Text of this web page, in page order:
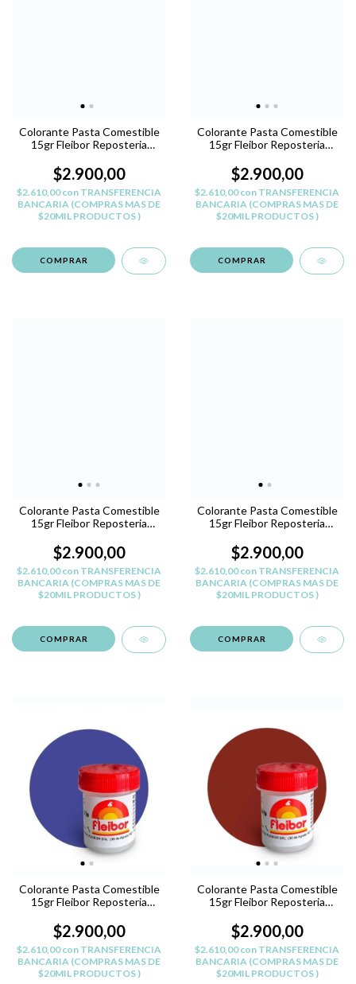
Colorante Pasta Comestible
15gr Fleibor Reposteria
$2.900,00
$2.610,00con TRANSFERENCIA
BANCARIA (COMPRAS MAS DE
$20MIL PRODUCTOS )
Colorante Pasta Comestible
15gr Fleibor Reposteria
$2.900,00
$2.610,00con TRANSFERENCIA
BANCARIA (COMPRAS MAS DE
$20MIL PRODUCTOS )
Colorante Pasta Comestible
15gr Fleibor Reposteria
$2.900,00
$2.610,00con TRANSFERENCIA
BANCARIA (COMPRAS MAS DE
$20MIL PRODUCTOS )
Colorante Pasta Comestible
15gr Fleibor Reposteria
$2.900,00
$2.610,00con TRANSFERENCIA
BANCARIA (COMPRAS MAS DE
$20MIL PRODUCTOS )
Colorante Pasta Comestible
15gr Fleibor Reposteria
$2.900,00
$2.610,00con TRANSFERENCIA
BANCARIA (COMPRAS MAS DE
$20MIL PRODUCTOS )
Colorante Pasta Comestible
15gr Fleibor Reposteria
$2.900,00
$2.610,00con TRANSFERENCIA
BANCARIA (COMPRAS MAS DE
$20MIL PRODUCTOS )